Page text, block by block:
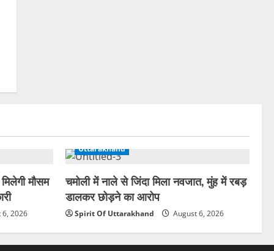
मौसम
2026
Uttarakhand
चमोली में नाले से जिंदा मिला नवजात, मुंह में रबड़
डालकर छोड़ने का आरोप
Spirit Of Uttarakhand August 6, 2026